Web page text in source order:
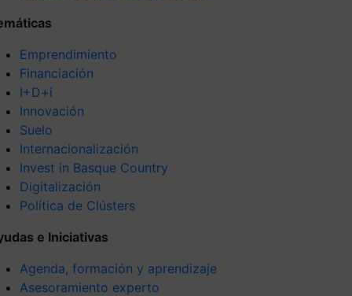
Emprendimiento
Financiación
I+D+i
Innovación
Suelo
Internacionalización
Invest in Basque Country
Digitalización
Política de Clústers
e Iniciativas
Agenda, formación y aprendizaje
Asesoramiento experto